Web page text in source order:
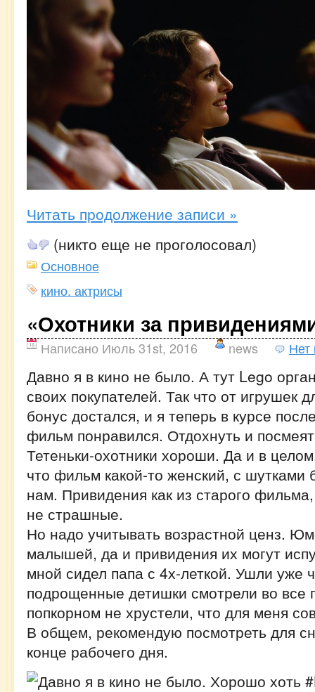
Читать продолжение записи »
(никто еще не проголосовал)
Основное
кино. актрисы
«Охотники за
Написано Июль 31st, 2016 news Нет
Давно я в кино не было. А тут Lego
своих покупателей. Так что от игрушек
бонус достался, и я теперь в курсе
фильм понравился. Отдохнуть и
Тетеньки-охотники хороши. Да и в
что фильм какой-то женский, с шутками
нам. Привидения как из старого
не страшные.
Но надо учитывать возрастной ценз.
малышей, да и привидения их могут
мной сидел папа с 4х-леткой. Ушли уже
подрощенные детишки смотрели во все
попкорном не хрустели, что для меня
В общем, рекомендую посмотреть для
конце рабочего дня.